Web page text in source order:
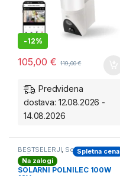
-12%
105,00€ 119,00€
Predvidena
dostava: 12.08.2026 -
14.08.2026
BESTSELERJI Solarni Pastirji-
Pašni kompleti Solarni polnilci
Na zalogi
SOLARNI POLNILEC 100W
Spletna cena